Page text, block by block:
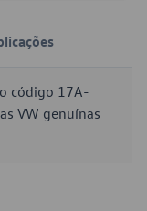
código 17A-
VW genuínas